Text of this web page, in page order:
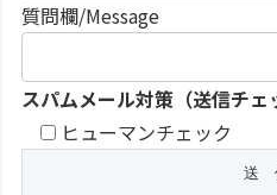
質問欄/Message
スパムメール対策（送信チェ
ヒューマンチェック